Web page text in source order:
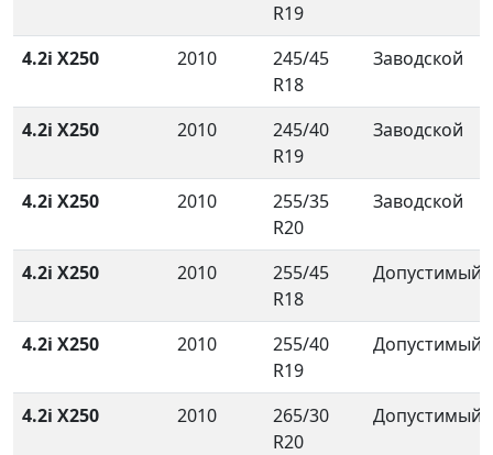
R19
4.2i X250 2010
245/45
R18
Заводской
4.2i X250 2010
245/40
R19
Заводской
4.2i X250 2010
255/35
R20
Заводской
4.2i X250 2010
255/45
R18
Допустимый
4.2i X250 2010
255/40
R19
Допустимый
4.2i X250 2010
265/30
R20
Допустимый